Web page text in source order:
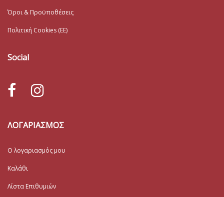
Όροι & Προϋποθέσεις
Πολιτική Cookies (ΕΕ)
Social
ΛΟΓΑΡΙΑΣΜΟΣ
Ο λογαριασμός μου
Καλάθι
Λίστα Επιθυμιών